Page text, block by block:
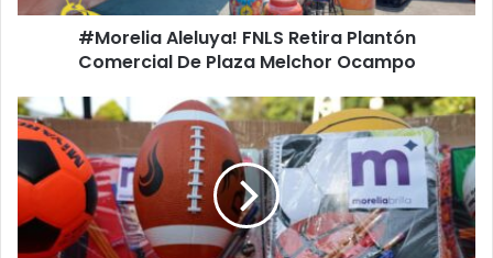
Melchor
#Morelia Aleluya! FNLS Retira Plantón
Comercial De Plaza Melchor Ocampo
Impulsa
Alfonso
Martínez
El
Integral